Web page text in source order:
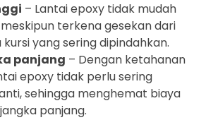
– Lantai epoxy tidak mudah
terkena gesekan dari
yang sering dipindahkan.
panjang – Dengan ketahanan
epoxy tidak perlu sering
sehingga menghemat biaya
panjang.